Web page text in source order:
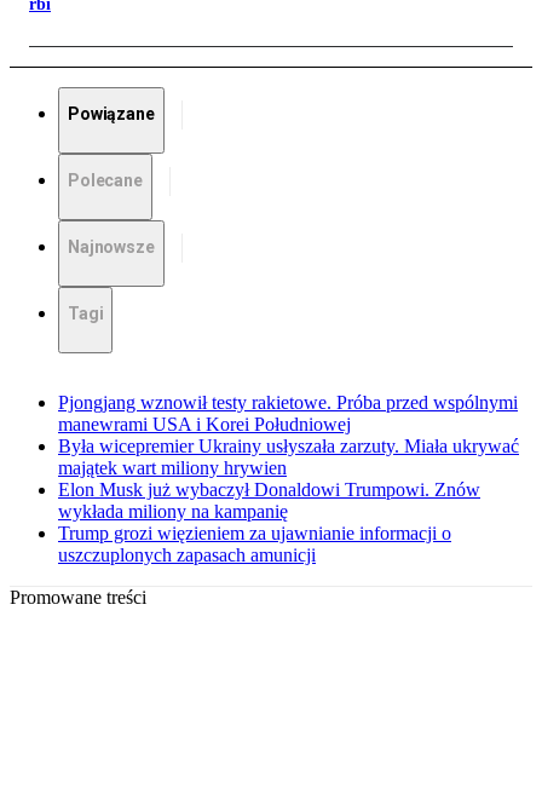
rbi
Powiązane
Polecane
Najnowsze
Tagi
Pjongjang wznowił testy rakietowe. Próba przed wspólnymi
manewrami USA i Korei Południowej
Była wicepremier Ukrainy usłyszała zarzuty. Miała ukrywać
majątek wart miliony hrywien
Elon Musk już wybaczył Donaldowi Trumpowi. Znów
wykłada miliony na kampanię
Trump grozi więzieniem za ujawnianie informacji o
uszczuplonych zapasach amunicji
Promowane treści